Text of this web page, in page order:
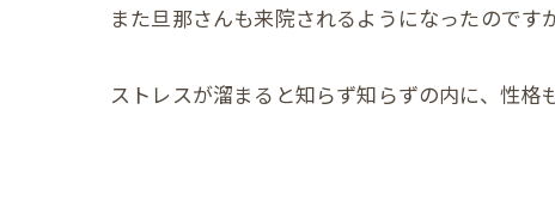
また旦那さんも来院されるようになったのです
ストレスが溜まると知らず知らずの内に、性格